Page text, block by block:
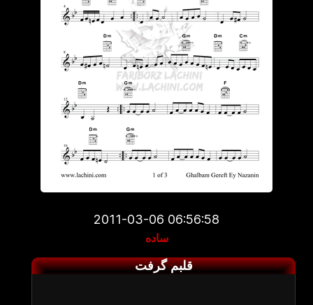
2011-03-06 06:56:58
ساده
قلبم گرفت